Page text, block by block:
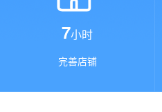
7小时
完善店铺